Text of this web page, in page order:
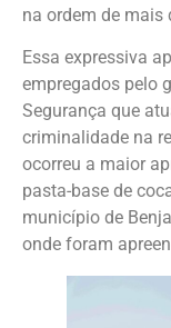
na ordem de mais
Essa expressiva
empregados pelo
Segurança que
criminalidade na
ocorreu a maior
pasta-base de
município de
onde foram